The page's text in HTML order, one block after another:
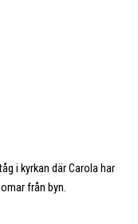
i kyrkan där Carola har
från byn.